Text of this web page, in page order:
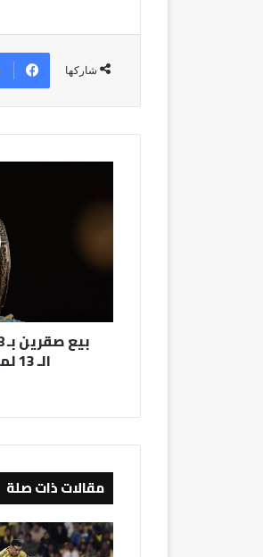
شاركها
ريال
الـ
الـ 13 لمزاد نادي الصقور
مقالات ذات صلة